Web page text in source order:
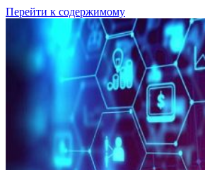
Перейти к содержимому